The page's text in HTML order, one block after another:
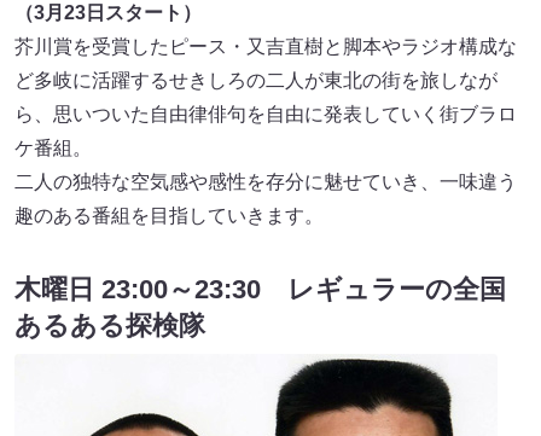
（3月23日スタート）
芥川賞を受賞したピース・又吉直樹と脚本やラジオ構成な
ど多岐に活躍するせきしろの二人が東北の街を旅しなが
ら、思いついた自由律俳句を自由に発表していく街ブラロ
ケ番組。
二人の独特な空気感や感性を存分に魅せていき、一味違う
趣のある番組を目指していきます。
木曜日 23:00～23:30 レギュラーの全国
あるある探検隊